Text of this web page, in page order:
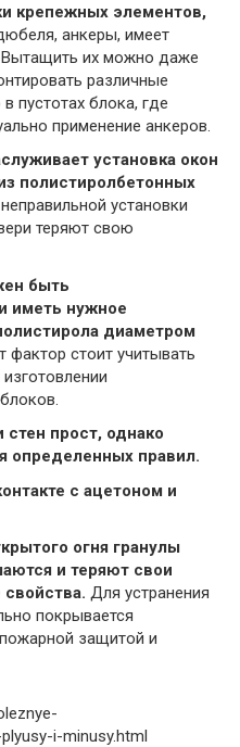
крепежных элементов,
анкеры, имеет
Вытащить их можно даже
различные
пустотах блока, где
применение анкеров.
установка окон
полистиролбетонных
установки
теряют свою
быть
иметь нужное
диаметром
фактор стоит учитывать
прост, однако
определенных правил.
с ацетоном и
огня гранулы
и теряют свои
Для устранения
покрывается
защитой и
i-minusy.html